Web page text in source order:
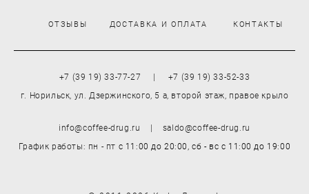
ОТЗЫВЫ ДОСТАВКА И ОПЛАТА КОНТАКТЫ
+7 (39 19) 33-77-27 | +7 (39 19) 33-52-33
г. Норильск, ул. Дзержинского, 5 а, второй этаж, правое крыло
info@coffee-drug.ru | saldo@coffee-drug.ru
График работы: пн - пт с 11:00 до 20:00,сб - вс с 11:00 до 19:00